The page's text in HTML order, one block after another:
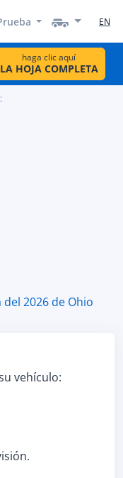
EN
haga clic aquí
LA HOJA COMPLETA
2026 de Ohio
vehículo: